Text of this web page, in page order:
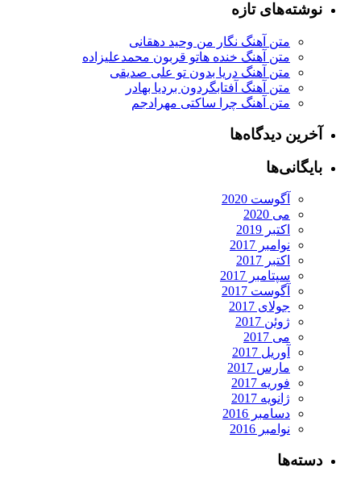
نوشته‌های تازه
متن آهنگ نگار من وحید دهقانی
متن آهنگ خنده هاتو قربون محمدعلیزاده
متن آهنگ دریا بدون تو علی صدیقی
متن آهنگ آفتابگردون بردیا بهادر
متن آهنگ چرا ساکتی مهرادجم
آخرین دیدگاه‌ها
بایگانی‌ها
آگوست 2020
می 2020
اکتبر 2019
نوامبر 2017
اکتبر 2017
سپتامبر 2017
آگوست 2017
جولای 2017
ژوئن 2017
می 2017
آوریل 2017
مارس 2017
فوریه 2017
ژانویه 2017
دسامبر 2016
نوامبر 2016
دسته‌ها